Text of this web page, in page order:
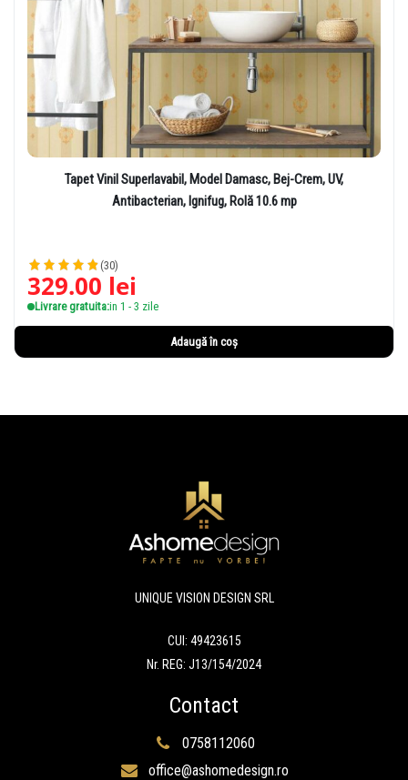
Tapet Vinil Superlavabil, Model Damasc, Bej-Crem, UV,
Antibacterian, Ignifug, Rolă 10.6 mp
(30)
329.00 lei
Livrare gratuita:in 1 - 3 zile
Adaugă în coș
UNIQUE VISION DESIGN SRL
CUI: 49423615
Nr. REG: J13/154/2024
Contact
0758112060
office@ashomedesign.ro